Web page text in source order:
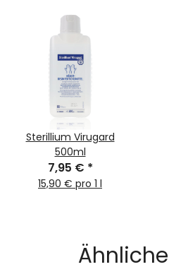
Sterillium Virugard
500ml
7,95 € *
15,90 € pro 1 l